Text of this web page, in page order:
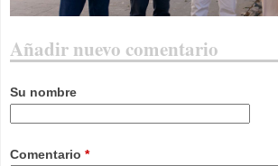
Añadir nuevo comentario
Su nombre
Comentario *